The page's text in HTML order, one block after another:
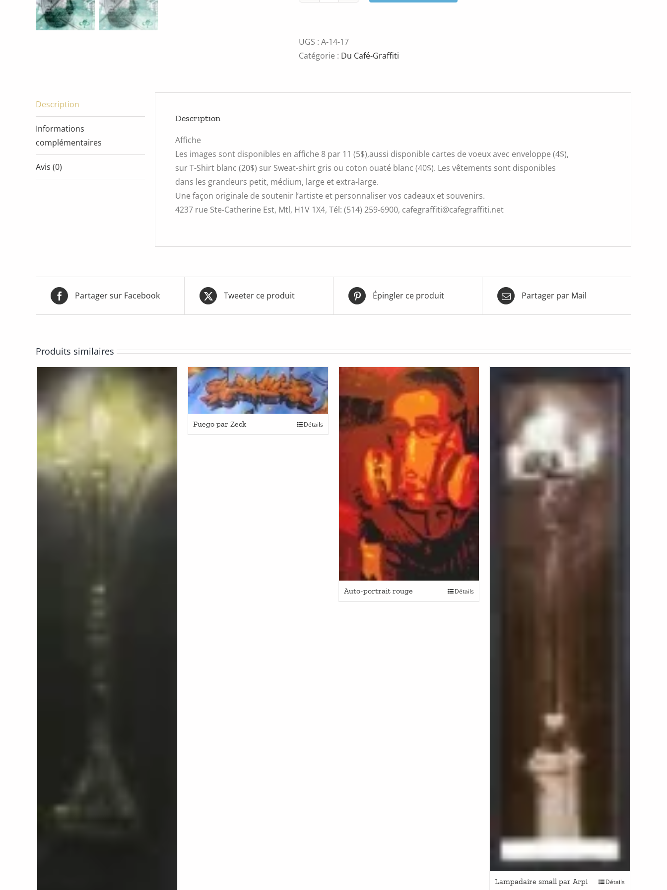
beauty
UGS : A-14-17
Catégorie : Du Café-Graffiti
Description
Informations
complémentaires
Avis (0)
Description
Affiche
Les images sont disponibles en affiche 8 par 11 (5$),aussi disponible cartes de voeux avec enveloppe (4$),
sur T-Shirt blanc (20$) sur Sweat-shirt gris ou coton ouaté blanc (40$). Les vêtements sont disponibles
dans les grandeurs petit, médium, large et extra-large.
Une façon originale de soutenir l’artiste et personnaliser vos cadeaux et souvenirs.
4237 rue Ste-Catherine Est, Mtl, H1V 1X4, Tél: (514) 259-6900, cafegraffiti@cafegraffiti.net
Partager sur Facebook Tweeter ce produit Épingler ce produit Partager par Mail
Produits similaires
Fuego par Zeck Détails
Auto-portrait rouge Détails
Lampadaire small par Arpi Détails